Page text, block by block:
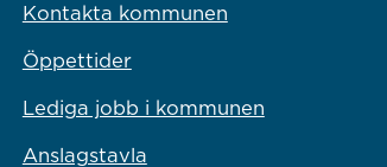
Kontakta kommunen
Öppettider
Lediga jobb i kommunen
Anslagstavla